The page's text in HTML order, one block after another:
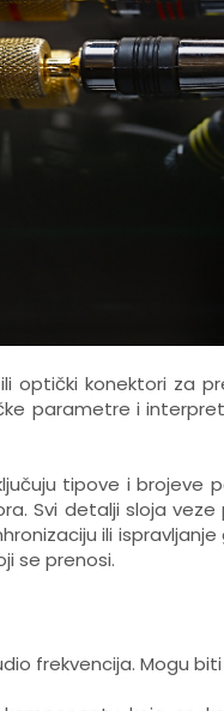
optički konektori za
parametre i
tipove i brojeve
Svi detalji sloja
ili
se prenosi.
frekvencija. Mogu